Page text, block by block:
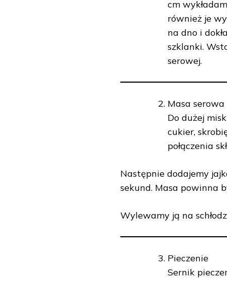
cm
również je
na dno i
szklanki.
serowej.
Masa serowa
Do dużej
cukier,
połączenia
Następnie dodajemy
sekund. Masa powinna
Wylewamy ją na
Pieczenie
Sernik